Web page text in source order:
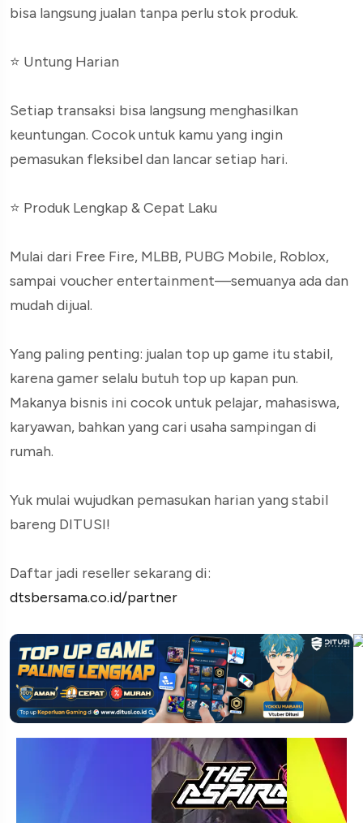
bisa langsung jualan tanpa perlu stok produk.
⭐ Untung Harian
Setiap transaksi bisa langsung menghasilkan
keuntungan. Cocok untuk kamu yang ingin
pemasukan fleksibel dan lancar setiap hari.
⭐ Produk Lengkap & Cepat Laku
Mulai dari Free Fire, MLBB, PUBG Mobile, Roblox,
sampai voucher entertainment—semuanya ada dan
mudah dijual.
Yang paling penting: jualan top up game itu stabil,
karena gamer selalu butuh top up kapan pun.
Makanya bisnis ini cocok untuk pelajar, mahasiswa,
karyawan, bahkan yang cari usaha sampingan di
rumah.
Yuk mulai wujudkan pemasukan harian yang stabil
bareng DITUSI!
Daftar jadi reseller sekarang di:
dtsbersama.co.id/partner